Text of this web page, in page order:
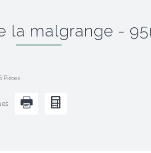
la malgrange -
Pièces